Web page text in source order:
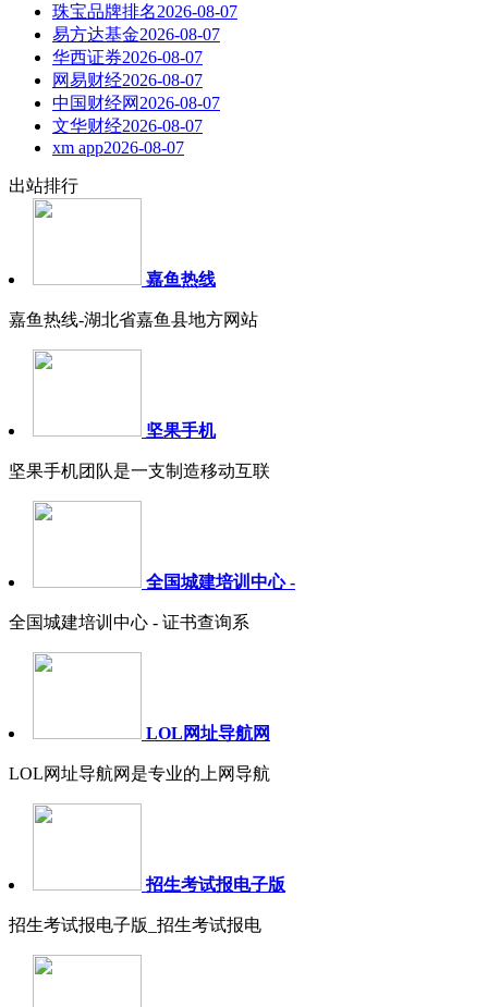
珠宝品牌排名2026-08-07
易方达基金2026-08-07
华西证券2026-08-07
网易财经2026-08-07
中国财经网 2026-08-07
文华财经2026-08-07
xm app2026-08-07
出站排行
嘉鱼热线
嘉鱼热线-湖北省嘉鱼县地方网站
坚果手机
坚果手机团队是一支制造移动互联
全国城建培训中心 -
全国城建培训中心 - 证书查询系
LOL网址导航网
LOL网址导航网是专业的上网导航
招生考试报电子版
招生考试报电子版_招生考试报电